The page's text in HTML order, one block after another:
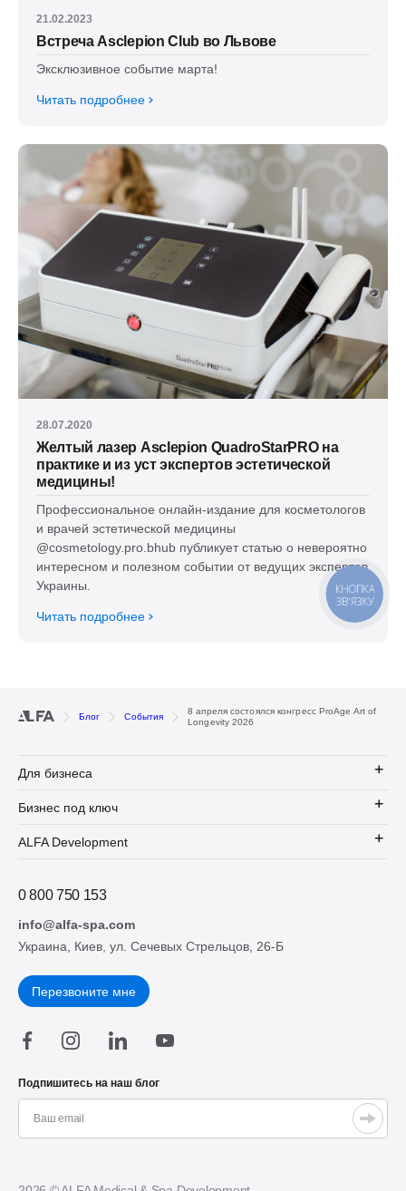
21.02.2023
Встреча Asclepion Club во Львове
Эксклюзивное событие марта!
Читать подробнее
28.07.2020
Желтый лазер Asclepion QuadroStarPRO на
практике и из уст экспертов эстетической
медицины!
Профессиональное онлайн-издание для косметологов
и врачей эстетической медицины
@cosmetology.pro.bhub публикует статью о невероятно
интересном и полезном событии от ведущих экспертов
Украины.
Читать подробнее
Блог События
8 апреля состоялся конгресс ProAge Art of
Longevity 2026
Для бизнеса
Бизнес под ключ
ALFA Development
0 800 750 153
info@alfa-spa.com
Украина, Киев, ул. Сечевых Стрельцов, 26-Б
Перезвоните мне
Подпишитесь на наш блог
КНОПКА
ЗВ'ЯЗКУ